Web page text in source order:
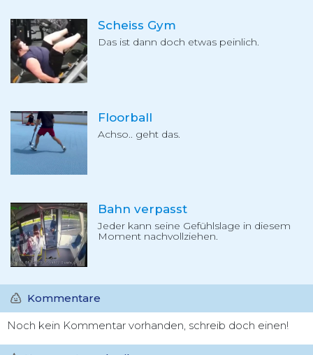
Scheiss Gym
Das ist dann doch etwas peinlich.
Floorball
Achso.. geht das.
Bahn verpasst
Jeder kann seine Gefühlslage in diesem
Moment nachvollziehen.
Kommentare
Noch kein Kommentar vorhanden, schreib doch einen!